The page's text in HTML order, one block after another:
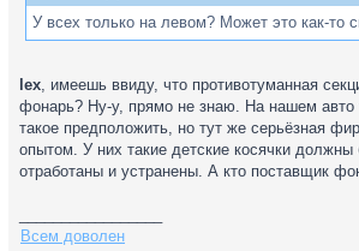
У всех только на левом? Может это как-то
lex, имеешь ввиду, что противотуманная
фонарь? Ну-у, прямо не знаю. На нашем авто
такое предположить, но тут же серьёзная
опытом. У них такие детские косячки
отработаны и устранены. А кто поставщик
Всем доволен